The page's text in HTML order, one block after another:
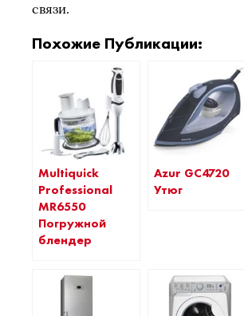
связи.
Похожие Публикации:
Multiquick
Professional
MR6550
Погружной
блендер
Azur GC4720
Утюг